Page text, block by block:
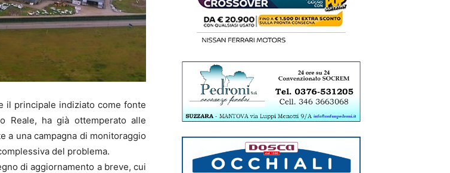
il principale indiziato come fonte
Reale, ha già ottemperato alle
a una campagna di monitoraggio
del problema.
di aggiornamento a breve, cui